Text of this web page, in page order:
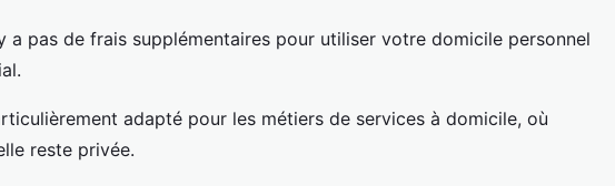
a pas de frais supplémentaires pour utiliser votre domicile personnel
adapté pour les métiers de services à domicile, où
reste privée.